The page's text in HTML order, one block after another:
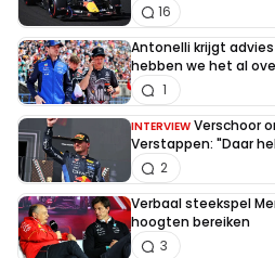
16
Antonelli krijgt
hebben we het al
1
INTERVIEW Verschoor
Verstappen: "Daar
2
Verbaal steekspel
hoogten bereiken
3